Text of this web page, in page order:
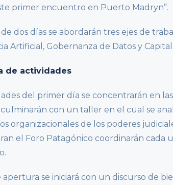
primer encuentro en Puerto Madryn”.
dos días se abordarán tres ejes de
Artificial, Gobernanza de Datos y
de actividades
del primer día se concentrarán en
con un taller en el cual se
organizacionales de los poderes
el Foro Patagónico coordinarán cada
apertura se iniciará con un discurso de